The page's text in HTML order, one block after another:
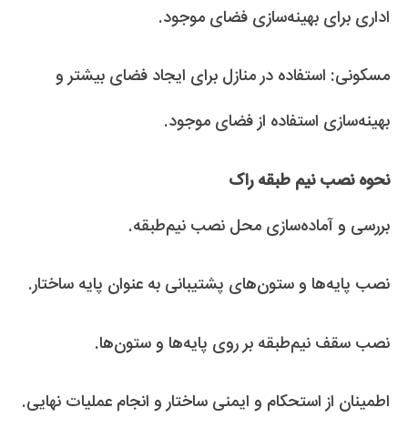
اداری برای بهینه‌سازی فضای موجود.
مسکونی: استفاده در منازل برای ایجاد فضای بیشتر و
بهینه‌سازی استفاده از فضای موجود.
نحوه نصب نیم طبقه راک
بررسی و آماده‌سازی محل نصب نیم‌طبقه.
نصب پایه‌ها و ستون‌های پشتیبانی به عنوان پایه ساختار.
نصب سقف نیم‌طبقه بر روی پایه‌ها و ستون‌ها.
اطمینان از استحکام و ایمنی ساختار و انجام عملیات نهایی.